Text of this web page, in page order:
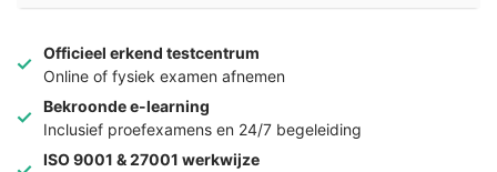
Officieel erkend testcentrum
Online of fysiek examen afnemen
Bekroonde e-learning
Inclusief proefexamens en 24/7 begeleiding
ISO 9001 & 27001 werkwijze